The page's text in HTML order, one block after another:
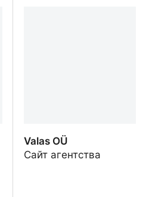
Valas OÜ
Сайт агентства